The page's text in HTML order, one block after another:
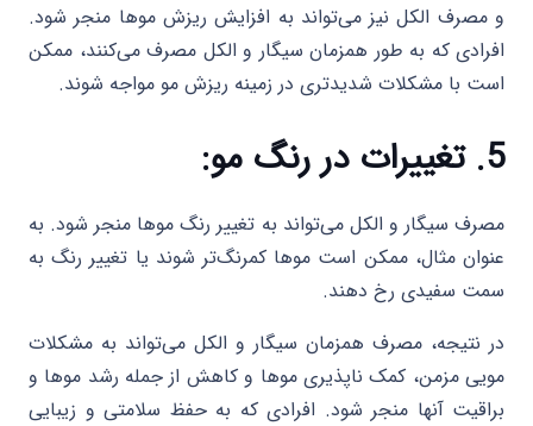
و مصرف الکل نیز می‌تواند به افزایش ریزش موها منجر شود.
افرادی که به طور همزمان سیگار و الکل مصرف می‌کنند، ممکن
است با مشکلات شدیدتری در زمینه ریزش مو مواجه شوند.
5. تغییرات در رنگ مو:
مصرف سیگار و الکل می‌تواند به تغییر رنگ موها منجر شود. به
عنوان مثال، ممکن است موها کمرنگ‌تر شوند یا تغییر رنگ به
سمت سفیدی رخ دهند.
در نتیجه، مصرف همزمان سیگار و الکل می‌تواند به مشکلات
مویی مزمن، کمک ناپذیری موها و کاهش از جمله رشد موها و
براقیت آنها منجر شود. افرادی که به حفظ سلامتی و زیبایی